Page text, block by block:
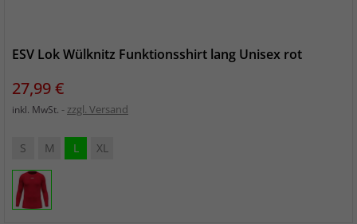
ESV Lok Wülknitz Funktionsshirt lang Unisex rot
Preis
27,99 €
inkl. MwSt. zzgl. Versand
S M L XL